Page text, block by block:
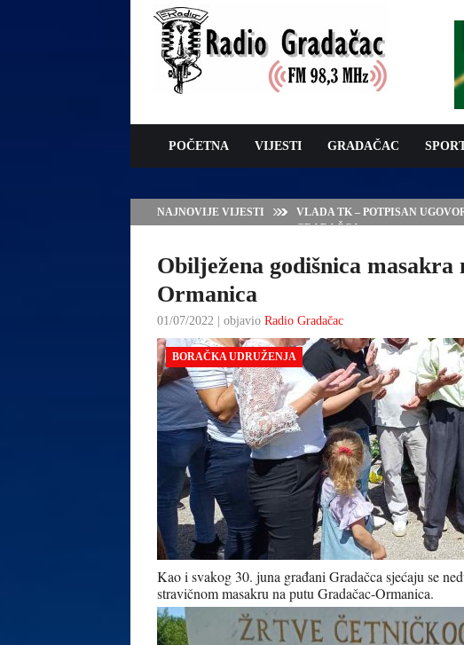
POČETNA VIJESTI GRADAČAC
NAJNOVIJE VIJESTI
VLADA TK – POTPISAN
GRADAČCA
Obilježena godišnica masakra
Ormanica
01/07/2022 | objavio Radio Gradačac
BORAČKA UDRUŽENJA
Kao i svakog 30. juna građani Gradačca sjećaju se
stravičnom masakru na putu Gradačac-Ormanica.